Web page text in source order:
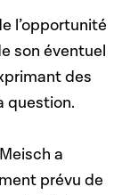
l’opportunité
son éventuel
des
question.
a
prévu de